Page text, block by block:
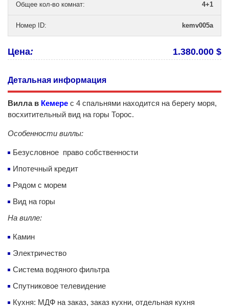
Общее кол-во комнат: 4+1
Номер ID: kemv005a
Цена: 1.380.000 $
Детальная информация
Вилла в Кемере с 4 спальнями находится на берегу моря,
восхитительный вид на горы Торос.
Особенности виллы:
Безусловное право собственности
Ипотечный кредит
Рядом с морем
Вид на горы
На вилле:
Камин
Электричество
Система водяного фильтра
Спутниковое телевидение
Кухня: МДФ на заказ, заказ кухни, отдельная кухня